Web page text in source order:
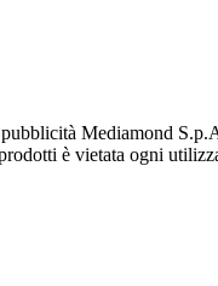
Mediamond
è vietata ogni